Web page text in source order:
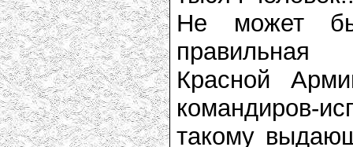
Не может
правильная
Красной
командиров-
такому